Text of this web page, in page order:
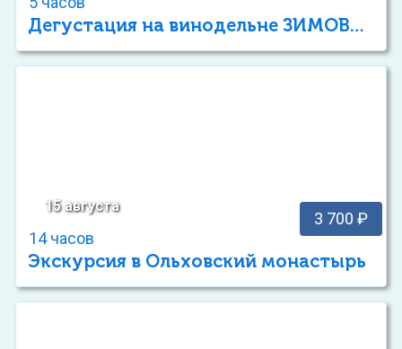
Дегустация на винодельне ЗИМОВЕЦ
15 августа
3 700 ₽
14 часов
Экскурсия в Ольховский монастырь